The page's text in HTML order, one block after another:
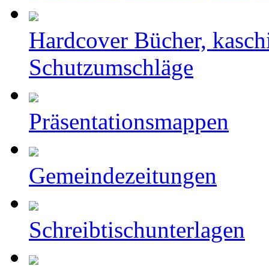
Hardcover Bücher,
Schutzumschläge
Präsentationsmappen
Gemeindezeitungen
Schreibtischunterlagen